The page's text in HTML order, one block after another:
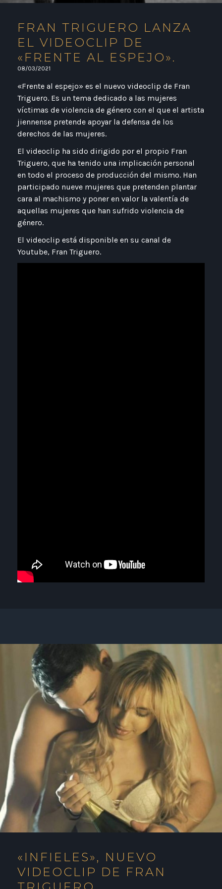
FRAN TRIGUERO LANZA
EL VIDEOCLIP DE
«FRENTE AL ESPEJO».
08/03/2021
«Frente al espejo» es el nuevo videoclip de Fran
Triguero. Es un tema dedicado a las mujeres
víctimas de violencia de género con el que el artista
jiennense pretende apoyar la defensa de los
derechos de las mujeres.
El videoclip ha sido dirigido por el propio Fran
Triguero, que ha tenido una implicación personal
en todo el proceso de producción del mismo. Han
participado nueve mujeres que pretenden plantar
cara al machismo y poner en valor la valentía de
aquellas mujeres que han sufrido violencia de
género.
El videoclip está disponible en su canal de
Youtube, Fran Triguero.
«INFIELES», NUEVO
VIDEOCLIP DE FRAN